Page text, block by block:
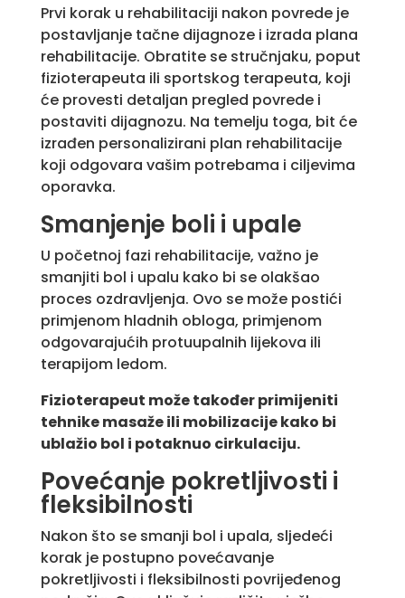
Prvi korak u rehabilitaciji nakon povrede je
postavljanje tačne dijagnoze i izrada plana
rehabilitacije. Obratite se stručnjaku, poput
fizioterapeuta ili sportskog terapeuta, koji
će provesti detaljan pregled povrede i
postaviti dijagnozu. Na temelju toga, bit će
izrađen personalizirani plan rehabilitacije
koji odgovara vašim potrebama i ciljevima
oporavka.
Smanjenje boli i upale
U početnoj fazi rehabilitacije, važno je
smanjiti bol i upalu kako bi se olakšao
proces ozdravljenja. Ovo se može postići
primjenom hladnih obloga, primjenom
odgovarajućih protuupalnih lijekova ili
terapijom ledom.
Fizioterapeut može također primijeniti
tehnike masaže ili mobilizacije kako bi
ublažio bol i potaknuo cirkulaciju.
Povećanje pokretljivosti i
fleksibilnosti
Nakon što se smanji bol i upala, sljedeći
korak je postupno povećavanje
pokretljivosti i fleksibilnosti povrijeđenog